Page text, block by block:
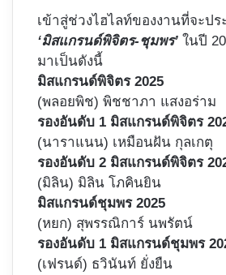
เข้าสู่ช่วงไฮไลท์ของงานที่จะปร
‘มิสแกรนด์พิจิตร-ชุมพร’ ในปี
มาเป็นดังนี้
มิสแกรนด์พิจิตร 2025
(พลอยพิช) พิชชาภา แสงอร่าม
รองอันดับ 1 มิสแกรนด์พิจิตร
(นาราแนน) เหมือนฝัน กุลเกตุ
รองอันดับ 2 มิสแกรนด์พิจิตร
(มิลิน) มิลิน โภคินยิน
มิสแกรนด์ชุมพร 2025
(หยก) สุพรรณิการ์ นพรัตน์
รองอันดับ 1 มิสแกรนด์ชุมพร
(เฟรนด์) ธวินันท์ ยั่งยืน